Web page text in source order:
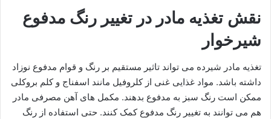
نقش تغذیه مادر در تغییر رنگ مدفوع
شیرخوار
تغذیه مادر شیرده می تواند تاثیر مستقیم بر رنگ و قوام مدفوع نوزاد
داشته باشد. مواد غذایی غنی از کلروفیل مانند اسفناج و کلم بروکلی
ممکن است رنگ سبز به مدفوع بدهند. مکمل های آهن مصرفی مادر
هم می توانند به تغییر رنگ مدفوع کمک کنند. حتی استفاده از رنگ